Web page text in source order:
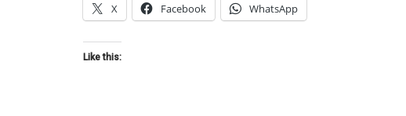
X Facebook WhatsApp
Like this: